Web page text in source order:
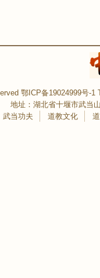
鄂ICP备19024999号-1
地址：湖北省十堰市武当
武当功夫 道教文化